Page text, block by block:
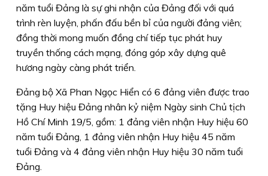
năm tuổi Đảng là sự ghi nhận của Đảng đối với quá
trình rèn luyện, phấn đấu bền bỉ của người đảng viên;
đồng thời mong muốn đồng chí tiếp tục phát huy
truyền thống cách mạng, đóng góp xây dựng quê
hương ngày càng phát triển.
Đảng bộ Xã Phan Ngọc Hiển có 6 đảng viên được trao
tặng Huy hiệu Đảng nhân kỷ niệm Ngày sinh Chủ tịch
Hồ Chí Minh 19/5, gồm: 1 đảng viên nhận Huy hiệu 60
năm tuổi Đảng, 1 đảng viên nhận Huy hiệu 45 năm
tuổi Đảng và 4 đảng viên nhận Huy hiệu 30 năm tuổi
Đảng.